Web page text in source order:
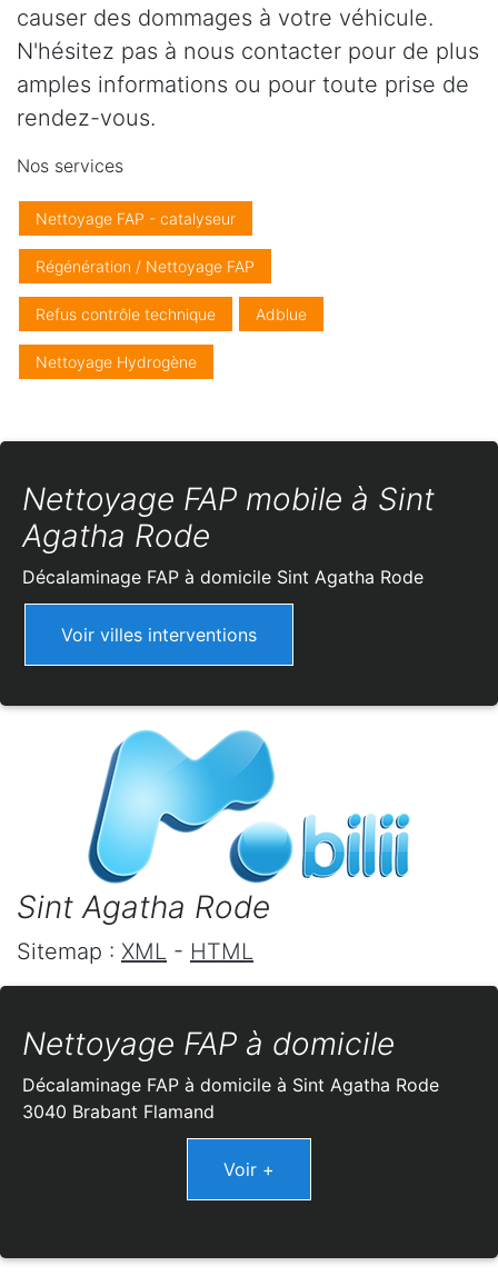
causer des dommages à votre véhicule.
N'hésitez pas à nous contacter pour de plus
amples informations ou pour toute prise de
rendez-vous.
Nos services
Nettoyage FAP - catalyseur
Régénération / Nettoyage FAP
Refus contrôle technique Adblue
Nettoyage Hydrogène
Nettoyage FAP mobile à Sint
Agatha Rode
Décalaminage FAP à domicile Sint Agatha Rode
Voir villes interventions
Sint Agatha Rode
Sitemap : XML - HTML
Nettoyage FAP à domicile
Décalaminage FAP à domicile à Sint Agatha Rode
3040 Brabant Flamand
Voir +